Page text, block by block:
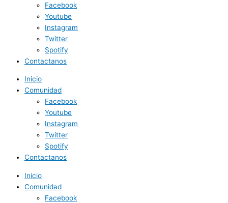
Facebook
Youtube
Instagram
Twitter
Spotify
Contactanos
Inicio
Comunidad
Facebook
Youtube
Instagram
Twitter
Spotify
Contactanos
Inicio
Comunidad
Facebook